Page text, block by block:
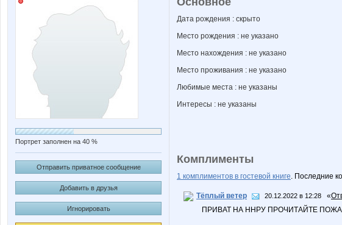
Портрет заполнен на 40 %
Отправить приватное сообщение
Добавить в друзья
Игнорировать
Дата рождения : скрыто
Место рождения : не указано
Место нахождения : не указано
Место проживания : не указано
Любимые места : не указаны
Интересы : не указаны
Комплименты
1 комплиментов в гостевой книге. Последние
Тёплый ветер 20.12.2022 в 12:28 «
ПРИВАТ НА ННРУ ПРОЧИТАЙТЕ